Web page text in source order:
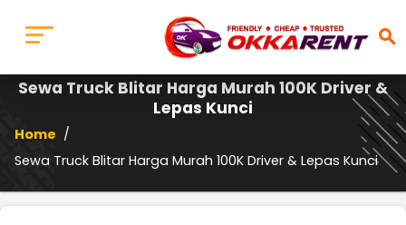
search
Sewa Truck Blitar Harga Murah 100K Driver &
Lepas Kunci
Home /
Sewa Truck Blitar Harga Murah 100K Driver & Lepas Kunci